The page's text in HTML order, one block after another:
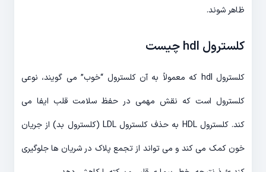
ظاهر شوند.
کلسترول hdl چیست
کلسترول hdl که معمولاً به آن کلسترول “خوب” می گویند، نوعی
کلسترول است که نقش مهمی در حفظ سلامت قلب ایفا می
کند. کلسترول HDL به حذف کلسترول LDL (کلسترول بد) از جریان
خون کمک می کند و می تواند از تجمع پلاک در شریان ها جلوگیری